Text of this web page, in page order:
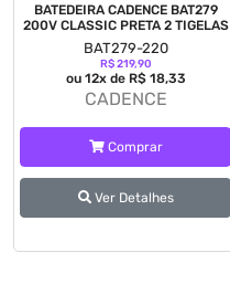
BATEDEIRA CADENCE BAT279
200V CLASSIC PRETA 2 TIGELAS
BAT279-220
R$ 219,90
ou 12x de R$ 18,33
CADENCE
Comprar
Ver Detalhes